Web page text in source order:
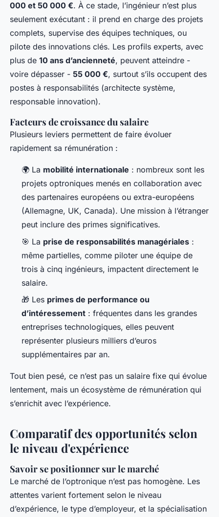
000 et 50 000 €. À ce stade, l’ingénieur n’est plus
seulement exécutant : il prend en charge des projets
complets, supervise des équipes techniques, ou
pilote des innovations clés. Les profils experts, avec
plus de 10 ans d’ancienneté, peuvent atteindre -
voire dépasser - 55 000 €, surtout s’ils occupent des
postes à responsabilités (architecte système,
responsable innovation).
Facteurs de croissance du salaire
Plusieurs leviers permettent de faire évoluer
rapidement sa rémunération :
🌍 La mobilité internationale : nombreux sont les
projets optroniques menés en collaboration avec
des partenaires européens ou extra-européens
(Allemagne, UK, Canada). Une mission à l’étranger
peut inclure des primes significatives.
🎯 La prise de responsabilités managériales :
même partielles, comme piloter une équipe de
trois à cinq ingénieurs, impactent directement le
salaire.
🎁 Les primes de performance ou
d’intéressement : fréquentes dans les grandes
entreprises technologiques, elles peuvent
représenter plusieurs milliers d’euros
supplémentaires par an.
Tout bien pesé, ce n’est pas un salaire fixe qui évolue
lentement, mais un écosystème de rémunération qui
s’enrichit avec l’expérience.
Comparatif des opportunités selon
le niveau d'expérience
Savoir se positionner sur le marché
Le marché de l’optronique n’est pas homogène. Les
attentes varient fortement selon le niveau
d’expérience, le type d’employeur, et la spécialisation